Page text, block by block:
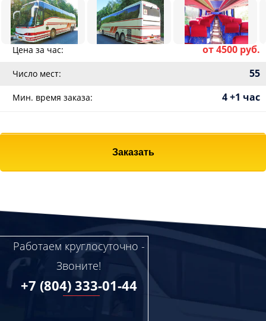
Цена за час: от 4500 руб.
Число мест: 55
Мин. время заказа: 4 +1 час
Заказать
Работаем круглосуточно -
Звоните!
+7 (804) 333-01-44